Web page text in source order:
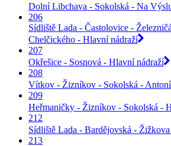
Dolní Libchava - Sokolská - Na
206
Sídliště Lada - Častolovice -
Chelčického - Hlavní nádraží
207
Okřešice - Sosnová - Hlavní nádraží
208
Vítkov - Žizníkov - Sokolská -
209
Heřmaničky - Žizníkov - Sokolská -
212
Sídliště Lada - Bardějovská -
213